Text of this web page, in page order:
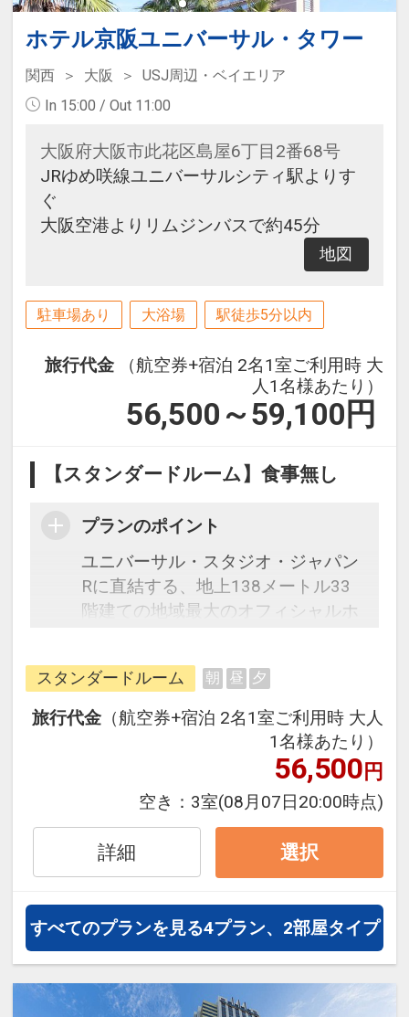
ホテル京阪ユニバーサル・タワー
関西 大阪
USJ周辺・ベイエリア
In 15:00 / Out 11:00
大阪府大阪市此花区島屋6丁目2番68号
JRゆめ咲線ユニバーサルシティ駅よりす
ぐ
大阪空港よりリムジンバスで約45分
地図
駐車場あり 大浴場 駅徒歩5分以内
旅行代金
（航空券+宿泊 2名1室ご利用時 大
人1名様あたり）
56,500～59,100 円
【スタンダードルーム】食事無し
プランのポイント
ユニバーサル・スタジオ・ジャパン
Rに直結する、地上138メートル33
階建ての地域最大のオフィシャルホ
アトラクションの待ち時間の確認が
出来、アトラクション関連の映画等
の無料放送を客室でご覧いただけま
す。31階のSkySpa[S-PARK]（有料）
は、源泉100％の天然展望温泉！ジ
ェットバス&バイブラバス、ドライ
サウナを完備した、身も心も癒され
る天空のスパ・リゾート。
≪SkySpa[S-PARK]利用料金≫
大人（中学生以上）：2,000円+入湯
税150円
小人（３歳以上）：1,000円+入湯税
150円
ドリンクサービス付
スタンダードルーム 朝 昼 夕
旅行代金 （航空券+宿泊 2名1室ご利用時 大人
1名様あたり）
56,500円
空き： 3室(08月07日20:00時点)
詳細 選択
すべてのプランを見る4プラン、2部屋タイプ